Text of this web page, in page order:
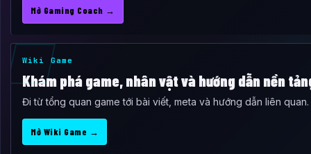
Mở Gaming Coach →
Wiki Game
Khám phá game, nhân vật và hướng dẫn nền
Đi từ tổng quan game tới bài viết, meta và hướng dẫn liên quan.
Mở Wiki Game →